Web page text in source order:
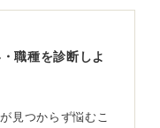
職種を診断しよ
見つからず悩むこ